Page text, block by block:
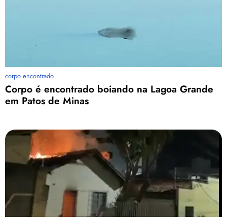
corpo encontrado
Corpo é encontrado boiando na Lagoa Grande
em Patos de Minas